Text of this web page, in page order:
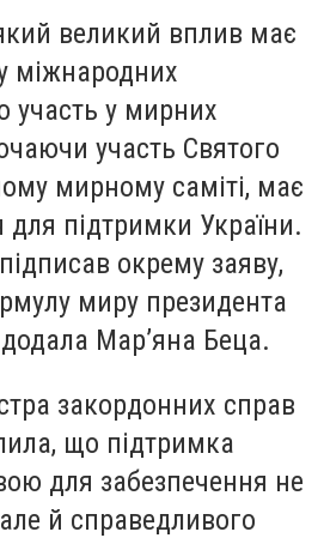
великий вплив має
міжнародних
участь у мирних
участь Святого
мирному саміті, має
для підтримки України.
окрему заяву,
миру президента
Мар’яна Беца.
закордонних справ
що підтримка
для забезпечення не
й справедливого